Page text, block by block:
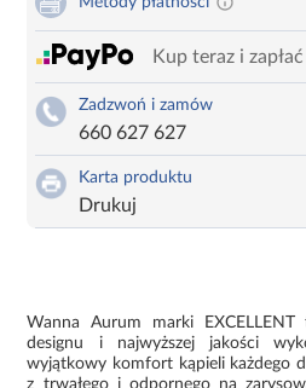
Kup teraz i
Zadzwoń i zamów
660 627 627
Karta produktu
Drukuj
Wanna Aurum marki EXCELLENT
designu i najwyższej jakości
wyjątkowy komfort kąpieli każdego
z trwałego i odpornego na